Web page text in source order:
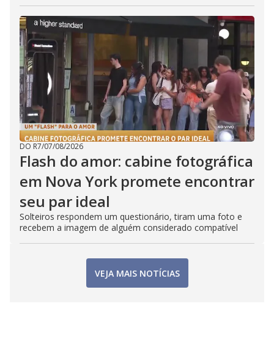
DO R7/07/08/2026
Flash do amor: cabine fotográfica
em Nova York promete encontrar
seu par ideal
Solteiros respondem um questionário, tiram uma foto e
recebem a imagem de alguém considerado compatível
VEJA MAIS NOTÍCIAS